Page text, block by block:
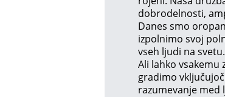
dobrodelnosti,
Danes smo
izpolnimo svoj
vseh ljudi na
Ali lahko vsakemu
gradimo
razumevanje med